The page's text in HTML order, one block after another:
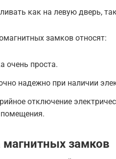
как на левую дверь,
замков относят:
очень проста.
надежно при наличии
отключение
помещения.
замков